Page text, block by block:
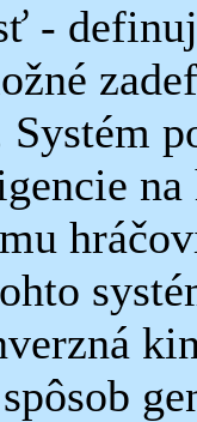
-
Systém